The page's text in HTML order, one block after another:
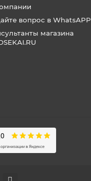
вопрос в WhatsAPP
магазина